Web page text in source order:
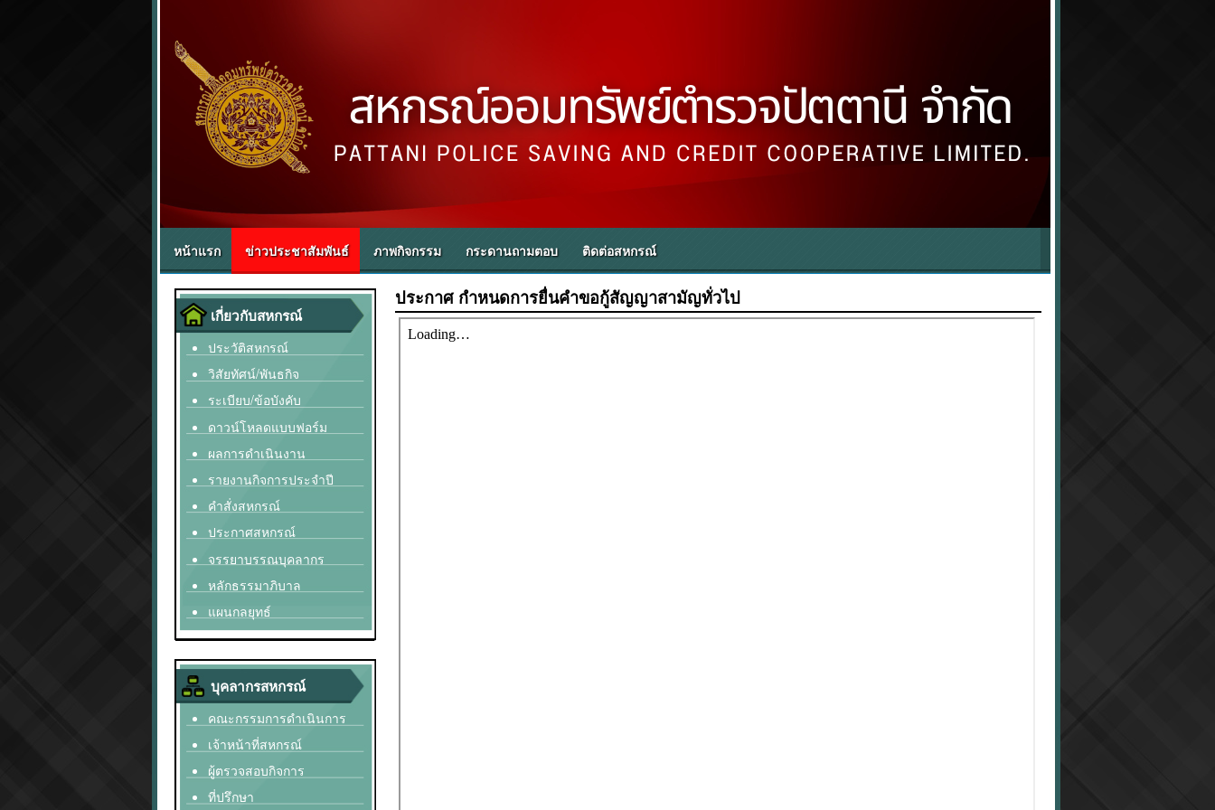
หน้าแรก ข่าวประชาสัมพันธ์ ภาพกิจกรรม กระดานถามตอบ ติดต่อสหกรณ์
ประกาศ กำหนดการยื่นคำขอกู้สัญญาสามัญทั่วไป
เกี่ยวกับสหกรณ์
ประวัติสหกรณ์
วิสัยทัศน์/พันธกิจ
ระเบียบ/ข้อบังคับ
ดาวน์โหลดแบบฟอร์ม
ผลการดำเนินงาน
รายงานกิจการประจำปี
คำสั่งสหกรณ์
ประกาศสหกรณ์
จรรยาบรรณบุคลากร
หลักธรรมาภิบาล
แผนกลยุทธ์
บุคลากรสหกรณ์
คณะกรรมการดำเนินการ
เจ้าหน้าที่สหกรณ์
ผู้ตรวจสอบกิจการ
ที่ปรึกษา